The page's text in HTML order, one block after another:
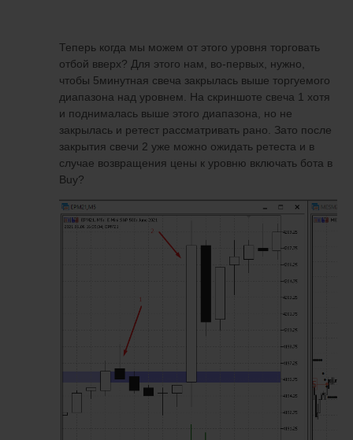
Теперь когда мы можем от этого уровня торговать
отбой вверх? Для этого нам, во-первых, нужно,
чтобы 5минутная свеча закрылась выше торгуемого
диапазона над уровнем. На скриншоте свеча 1 хотя
и поднималась выше этого диапазона, но не
закрылась и ретест рассматривать рано. Зато после
закрытия свечи 2 уже можно ожидать ретеста и в
случае возвращения цены к уровню включать бота в
Buy?